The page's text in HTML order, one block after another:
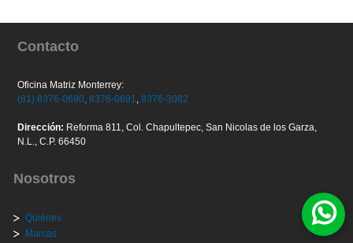
Contacto
Oficina Matriz Monterrey:
(81) 8376-0690, 8376-0691, 8376-3082
Dirección: Reforma 811, Col. Chapultepec, San Nicolas de los Garza,
N.L., C.P. 66450
Nosotros
Quiénes
Marcas